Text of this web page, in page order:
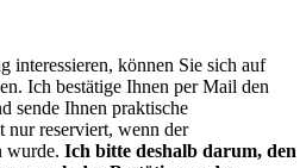
interessieren, können Sie sich auf
Ich bestätige Ihnen per Mail den
sende Ihnen praktische
nur reserviert, wenn der
wurde. Ich bitte deshalb darum, den